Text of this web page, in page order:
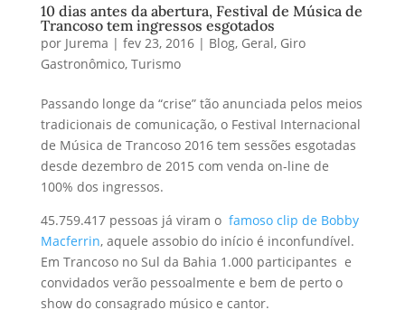
10 dias antes da abertura, Festival de Música de
Trancoso tem ingressos esgotados
por Jurema | fev 23, 2016| Blog, Geral, Giro
Gastronômico, Turismo
Passando longe da “crise” tão anunciada pelos meios
tradicionais de comunicação, o Festival Internacional
de Música de Trancoso 2016 tem sessões esgotadas
desde dezembro de 2015 com venda on-line de
100% dos ingressos.
45.759.417 pessoas já viram o famoso clip de Bobby
Macferrin, aquele assobio do início é inconfundível.
Em Trancoso no Sul da Bahia 1.000 participantes e
convidados verão pessoalmente e bem de perto o
show do consagrado músico e cantor.